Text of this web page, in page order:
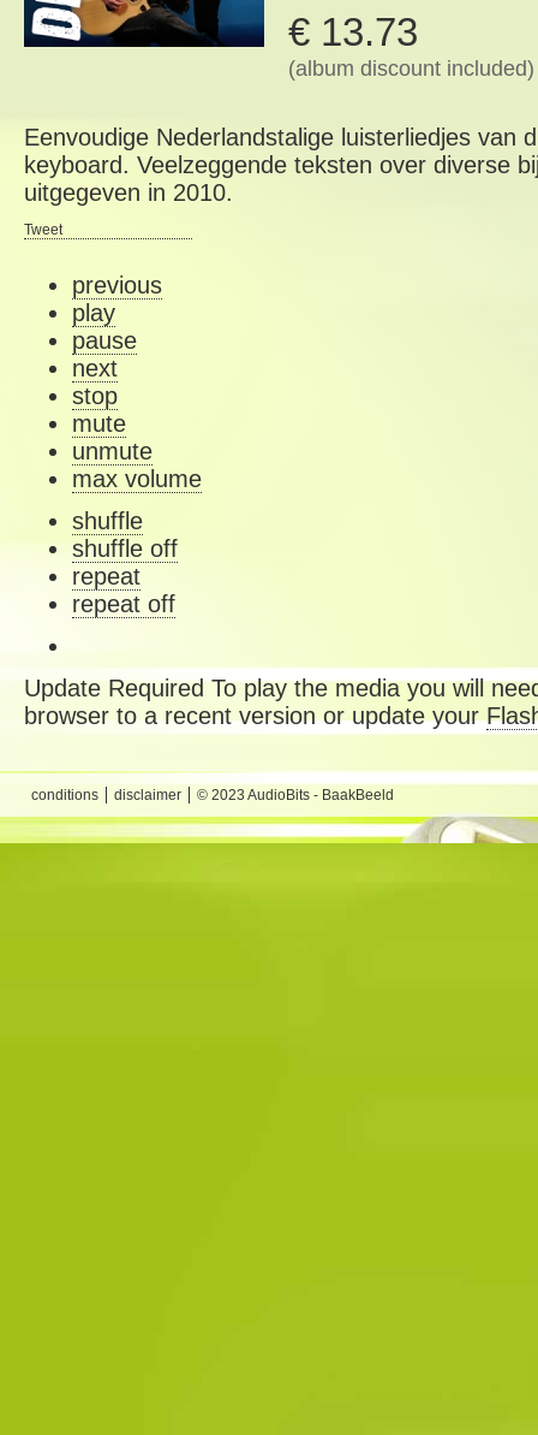
€ 13.73
(album discount included)
Eenvoudige Nederlandstalige luisterliedjes van
keyboard. Veelzeggende teksten over diverse
uitgegeven in 2010.
Tweet
previous
play
pause
next
stop
mute
unmute
max volume
shuffle
shuffle off
repeat
repeat off
Update RequiredTo play the media you will
browser to a recent version or update your
conditions disclaimer © 2023 AudioBits - BaakBeeld